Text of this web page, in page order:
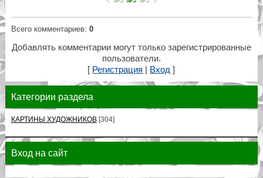
Всего комментариев: 0
Добавлять комментарии могут только зарегистрированные
пользователи.
[ Регистрация Вход ]
Категории раздела
КАРТИНЫ ХУДОЖНИКОВ [304]
Вход на сайт